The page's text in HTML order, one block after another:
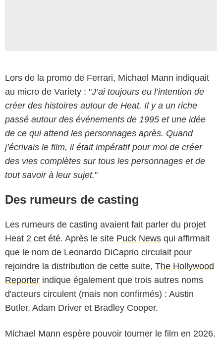
Lors de la promo de Ferrari, Michael Mann indiquait
au micro de Variety : "J’ai toujours eu l’intention de
créer des histoires autour de Heat. Il y a un riche
passé autour des événements de 1995 et une idée
de ce qui attend les personnages après. Quand
j’écrivais le film, il était impératif pour moi de créer
des vies complètes sur tous les personnages et de
tout savoir à leur sujet."
Des rumeurs de casting
Les rumeurs de casting avaient fait parler du projet
Heat 2 cet été. Après le site Puck News qui affirmait
que le nom de Leonardo DiCaprio circulait pour
rejoindre la distribution de cette suite, The Hollywood
Reporter indique également que trois autres noms
d'acteurs circulent (mais non confirmés) : Austin
Butler, Adam Driver et Bradley Cooper.
Michael Mann espère pouvoir tourner le film en 2026.